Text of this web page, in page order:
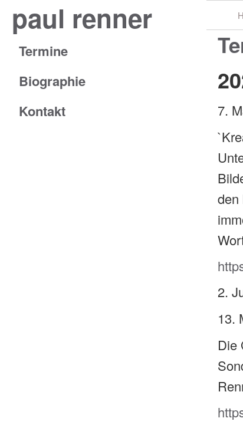
paul renner
Termine
Biographie
Kontakt
7.
den
2.
13.
Die